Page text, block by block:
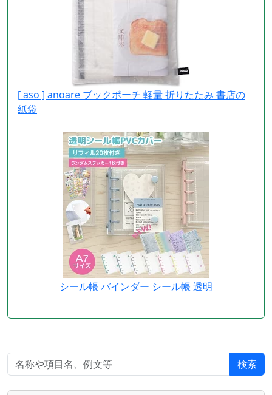
[ aso ] anoare ブックポーチ 軽量 折りたたみ 書店の
紙袋
シール帳 バインダー シール帳 透明
検索